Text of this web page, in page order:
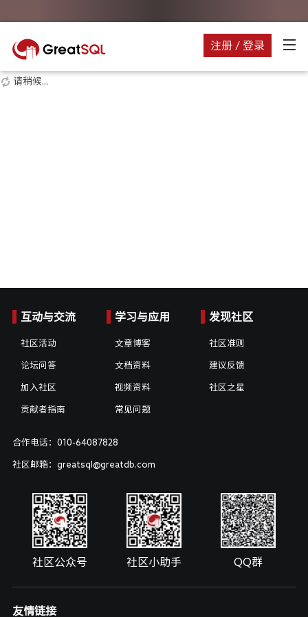
注册 / 登录
请稍候...
互动与交流
社区活动
论坛问答
加入社区
贡献者指南
学习与应用
文章博客
文档资料
视频资料
常见问题
发现社区
社区准则
建议反馈
社区之星
合作电话：010-64087828
社区邮箱：greatsql@greatdb.com
社区公众号 社区小助手 QQ群
友情链接